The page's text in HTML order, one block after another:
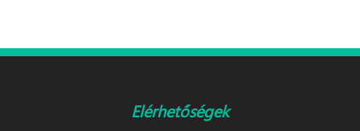
Elérhetőségek